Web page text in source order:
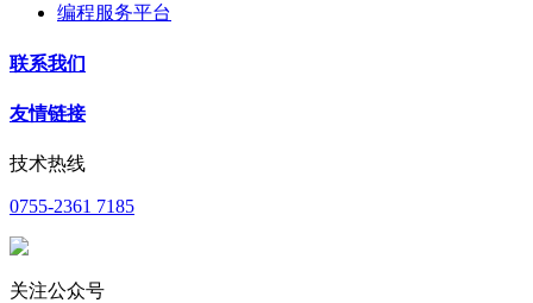
编程服务平台
联系我们
友情链接
技术热线
0755-2361 7185
关注公众号